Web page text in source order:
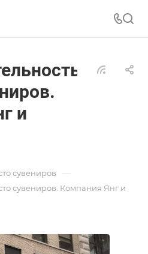
и
сувениров —
сувениров. Компания Янг и